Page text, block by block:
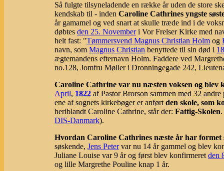
Så fulgte tilsyneladende en række år uden de store
kendskab til - inden Caroline Cathrines yngste
år gamamel og ved snart at skulle træde ind i de
døbtes den 25. Novemberi Vor Frelser Kirke med
helt fast: "Tømmersvend Magnus Christian Holm og
navn, som Magnus Christian benyttede til sin død i
ægtemandens efternavn Holm. Faddere ved
no.128, Jomfru Møller i Dronningegade 242,
Caroline Cathrine var nu næsten voksen og blev
April, 1822 af Pastor Brorson sammen med 32
ene af sognets kirkebøger er anført den skole, som
heriblandt Caroline Cathrine, står der: Fattig-Skolen
DIS-Danmark).
Hvordan Caroline Cathrines næste år har formet
søskende, Jens Petervar nu 14 år gammel og blev
Juliane Louise var 9 år og først blev konfirmeret den
og lille Margrethe Pouline knap 1 år.